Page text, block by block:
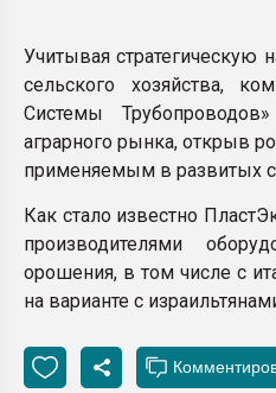
Учитывая стратегическую
сельского хозяйства,
Системы
аграрного рынка, открыв
применяемым в развитых
Как стало известно
производителями
орошения, в том числе с
на варианте с